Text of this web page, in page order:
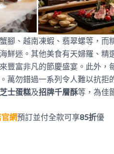
腳、越南凍蝦、翡翠螺等，而
鮮迷。其他美食有天婦羅、精
豐富非凡的節慶盛宴。此外，
萬勿錯過一系列令人難以抗拒
士蛋糕及招牌千層酥等，為佳
網預訂並付全款可享85折優